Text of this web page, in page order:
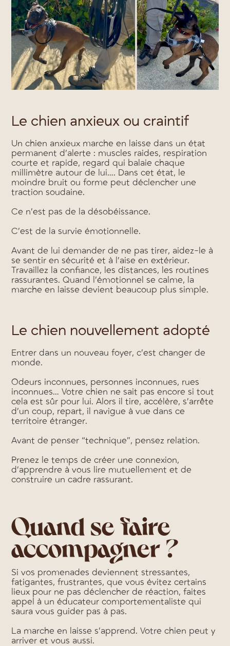
Le chien anxieux ou craintif
Un chien anxieux marche en laisse dans un état
permanent d’alerte : muscles raides, respiration
courte et rapide, regard qui balaie chaque
millimètre autour de lui…. Dans cet état, le
moindre bruit ou forme peut déclencher une
traction soudaine.
Ce n’est pas de la désobéissance.
C’est de la survie émotionnelle.
Avant de lui demander de ne pas tirer, aidez-le à
se sentir en sécurité et à l’aise en extérieur.
Travaillez la confiance, les distances, les routines
rassurantes. Quand l’émotionnel se calme, la
marche en laisse devient beaucoup plus simple.
Le chien nouvellement adopté
Entrer dans un nouveau foyer, c’est changer de
monde.
Odeurs inconnues, personnes inconnues, rues
inconnues… Votre chien ne sait pas encore si tout
cela est sûr pour lui. Alors il tire, accélère, s’arrête
d’un coup, repart, il navigue à vue dans ce
territoire étranger.
Avant de penser “technique”, pensez relation.
Prenez le temps de créer une connexion,
d’apprendre à vous lire mutuellement et de
construire un cadre rassurant.
Quand se faire
accompagner ?
Si vos promenades deviennent stressantes,
fatigantes, frustrantes, que vous évitez certains
lieux pour ne pas déclencher de réaction, faites
appel à un éducateur comportementaliste qui
saura vous guider pas à pas.
La marche en laisse s’apprend. Votre chien peut y
arriver et vous aussi.